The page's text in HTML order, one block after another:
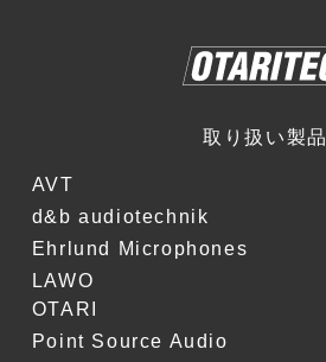
取り扱い製品
AVT
d&b audiotechnik
Ehrlund Microphones
LAWO
OTARI
Point Source Audio